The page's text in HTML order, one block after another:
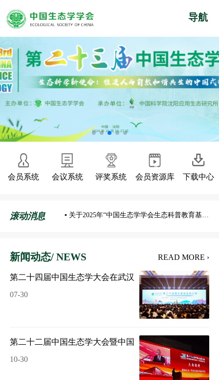
导航
会员系统 会议系统 评奖系统 会员资源库 下载中心
滚动消息
▪ 关于2025年“中国生态学学会生态科普教育基地”评审结果的公示
▪ 关于 “中国生态学学会拟推荐2025年度重要学术会议”结果的公示
新闻动态/ NEWS READ MORE ›
第二十四届中国生态学大会在武汉大学成功举办
07-30
第二十二届中国生态学大会暨中国生态学学会第十一次
10-30